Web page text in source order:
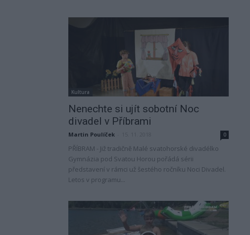
Kultura
Nenechte si ujít sobotní Noc
divadel v Příbrami
Martin Poulíček 0
PŘÍBRAM - Již tradičně Malé svatohorské divadélko
Gymnázia pod Svatou Horou pořádá sérii
představení v rámci už šestého ročníku Noci Divadel.
Letos v programu...